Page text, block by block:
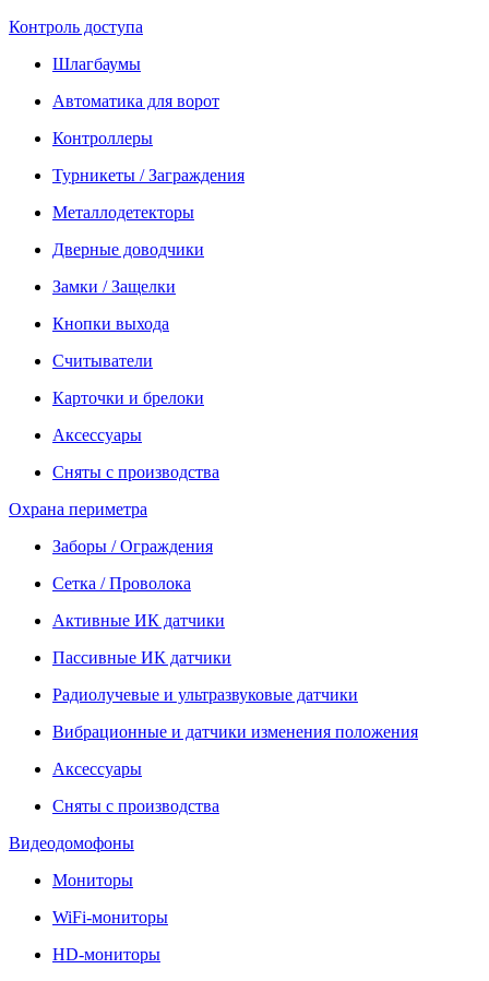
Контроль доступа
Шлагбаумы
Автоматика для ворот
Контроллеры
Турникеты / Заграждения
Металлодетекторы
Дверные доводчики
Замки / Защелки
Кнопки выхода
Считыватели
Карточки и брелоки
Аксессуары
Сняты с производства
Охрана периметра
Заборы / Ограждения
Сетка / Проволока
Активные ИК датчики
Пассивные ИК датчики
Радиолучевые и ультразвуковые датчики
Вибрационные и датчики изменения положения
Аксессуары
Сняты с производства
Видеодомофоны
Мониторы
WiFi-мониторы
HD-мониторы